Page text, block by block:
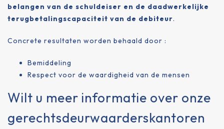
belangen van de schuldeiser en de daadwerkelijke
terugbetalingscapaciteit van de debiteur.
Concrete resultaten worden behaald door :
Bemiddeling
Respect voor de waardigheid van de mensen
Wilt u meer informatie over onze
gerechtsdeurwaarderskantoren